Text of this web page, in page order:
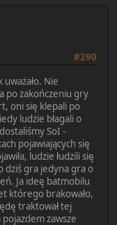
#290
Nie
po zakończeniu gry
oni się klepali po
ludzie błagali o
SoI -
pojawiających się
ludzie łudzili się
dziś gra jedyna gra o
Ja ideę batmobilu
którego brakowało,
traktował tej
zawsze